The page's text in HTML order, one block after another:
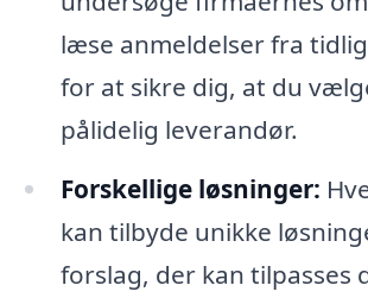
læse anmeldelser fra
for at sikre dig, at du
pålidelig leverandør.
Forskellige løsninger:
kan tilbyde unikke
forslag, der kan tilpasses